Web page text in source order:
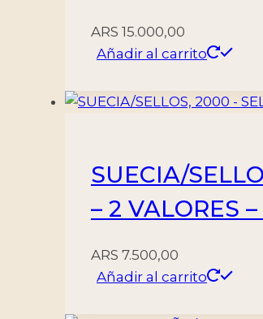
ARS 15.000,00
Añadir al carrito
SUECIA/
– 2 VALORES
ARS 7.500,00
Añadir al carrito